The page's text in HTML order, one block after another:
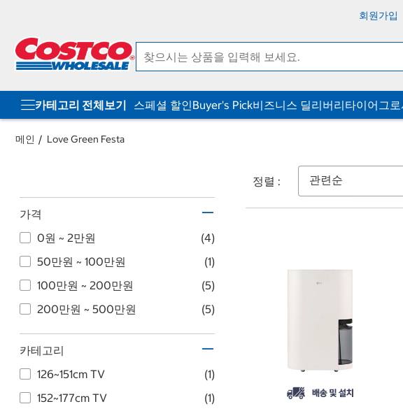
회원가입
카테고리 전체보기 스페셜 할인Buyer's Pick비즈니스 딜리버리타이어그
메인 Love Green Festa
가격
0원 ~ 2만원
(4)
50만원 ~ 100만원
(1)
100만원 ~ 200만원
(5)
200만원 ~ 500만원
(5)
카테고리
12​6​~15​1​cm TV
(1)
15​2​~17​7​cm TV
(1)
정렬 :